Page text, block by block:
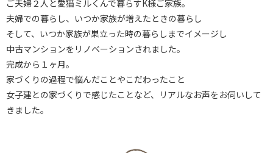
ご夫婦２人と愛猫ミルくんで暮らすK様ご家族。
夫婦での暮らし、いつか家族が増えたときの暮らし
そして、いつか家族が巣立った時の暮らしまでイメージし
中古マンションをリノベーションされました。
完成から１ヶ月。
家づくりの過程で悩んだことやこだわったこと
女子建との家づくりで感じたことなど、リアルなお声をお伺いして
きました。